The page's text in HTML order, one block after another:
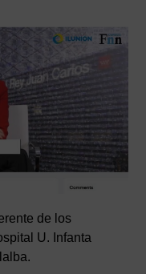
de los
U. Infanta